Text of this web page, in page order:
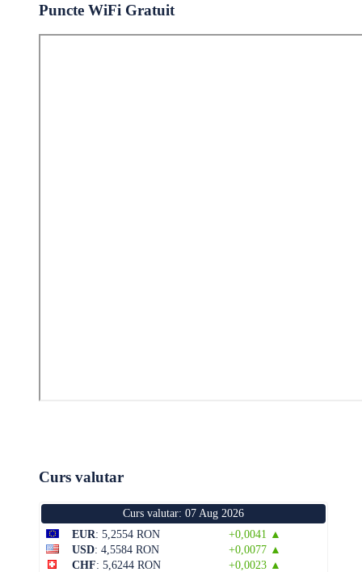
Puncte WiFi Gratuit
Curs valutar
Curs valutar: 07 Aug 2026
EUR: 5,2554 RON
+0,0041 ▲
USD: 4,5584 RON
+0,0077 ▲
CHF: 5,6244 RON
+0,0023 ▲